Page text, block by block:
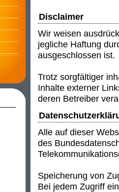
Disclaimer
Wir weisen
jegliche Haftung
ausgeschlossen ist.
Trotz sorgfältiger
Inhalte externer
deren Betreiber
Alle auf dieser
des
Speicherung von
Bei jedem Zugriff